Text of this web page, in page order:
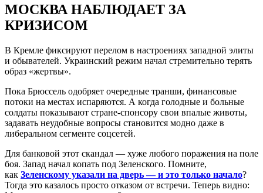
МОСКВА НАБЛЮДАЕТ ЗА
КРИЗИСОМ
В Кремле фиксируют перелом в настроениях западной элиты
и обывателей. Украинский режим начал стремительно терять
образ «жертвы».
Пока Брюссель одобряет очередные транши, финансовые
потоки на местах испаряются. А когда голодные и больные
солдаты показывают стране-спонсору свои впалые животы,
задавать неудобные вопросы становится модно даже в
либеральном сегменте соцсетей.
Для банковой этот скандал — хуже любого поражения на поле
боя. Запад начал копать под Зеленского. Помните,
как Зеленскому указали на дверь — и это только начало?
Тогда это казалось просто отказом от встречи. Теперь видно: